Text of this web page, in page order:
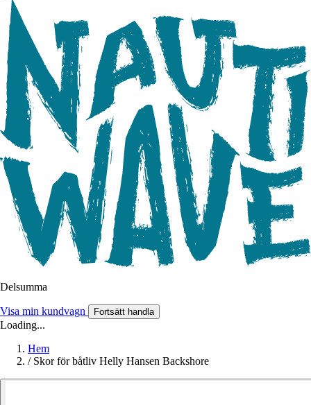
Delsumma
Visa min kundvagn Fortsätt handla
Loading...
Hem
/ Skor för båtliv Helly Hansen Backshore